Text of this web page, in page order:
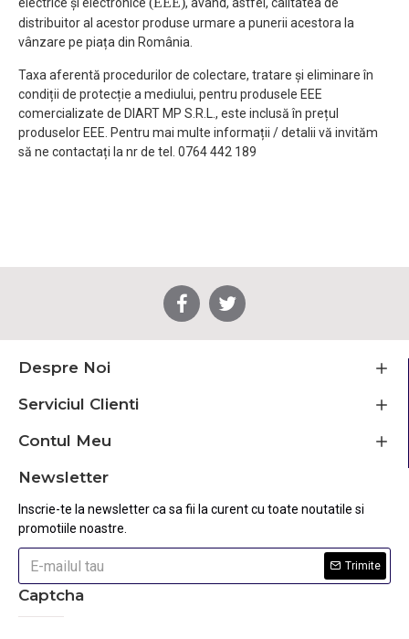
distribuitor al acestor produse urmare a punerii acestora la
vânzare pe piața din România.
Taxa aferentă procedurilor de colectare, tratare și eliminare în
condiții de protecție a mediului, pentru produsele EEE
comercializate de DIART MP S.R.L., este inclusă în prețul
produselor EEE. Pentru mai multe informații / detalii vă invităm
să ne contactați la nr de tel. 0764 442 189
Despre Noi
Serviciul Clienti
Contul Meu
Newsletter
Inscrie-te la newsletter ca sa fii la curent cu toate noutatile si
promotiile noastre.
Trimite
Captcha